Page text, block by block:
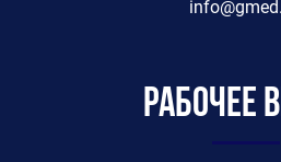
Рабочее